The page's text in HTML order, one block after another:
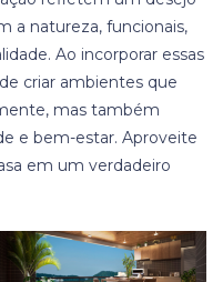
a natureza, funcionais,
Ao incorporar essas
criar ambientes que
mas também
e bem-estar. Aproveite
em um verdadeiro